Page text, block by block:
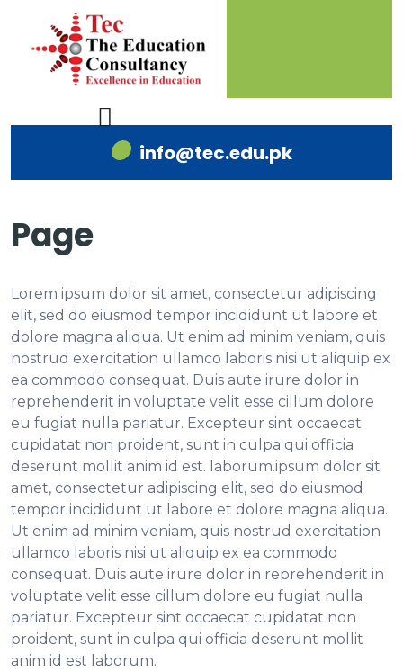
info@tec.edu.pk
Page
Lorem ipsum dolor sit amet, consectetur adipiscing
elit, sed do eiusmod tempor incididunt ut labore et
dolore magna aliqua. Ut enim ad minim veniam, quis
nostrud exercitation ullamco laboris nisi ut aliquip ex
ea commodo consequat. Duis aute irure dolor in
reprehenderit in voluptate velit esse cillum dolore
eu fugiat nulla pariatur. Excepteur sint occaecat
cupidatat non proident, sunt in culpa qui officia
deserunt mollit anim id est. laborum.ipsum dolor sit
amet, consectetur adipiscing elit, sed do eiusmod
tempor incididunt ut labore et dolore magna aliqua.
Ut enim ad minim veniam, quis nostrud exercitation
ullamco laboris nisi ut aliquip ex ea commodo
consequat. Duis aute irure dolor in reprehenderit in
voluptate velit esse cillum dolore eu fugiat nulla
pariatur. Excepteur sint occaecat cupidatat non
proident, sunt in culpa qui officia deserunt mollit
anim id est laborum.